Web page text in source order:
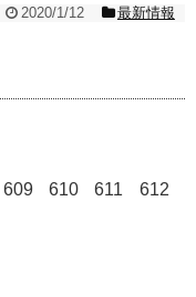
2020/1/12
最新情報
609 610 611 612